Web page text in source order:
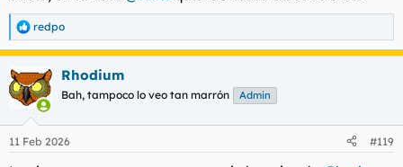
R
e
a
c
c
i
e
redpo
Rhodium
Bah, tampoco lo veo tan marrón Admin
11 Feb 2026 #119